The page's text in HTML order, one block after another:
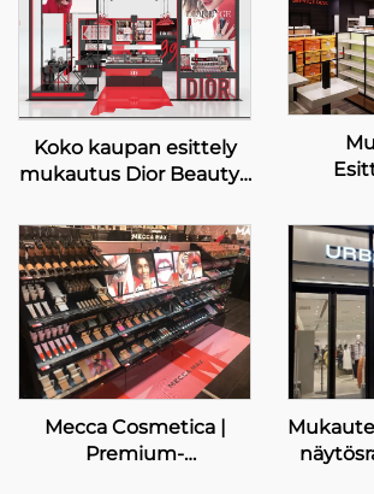
Koko kaupan esittely
mukautus Dior Beauty -
Mecca Cosmetica |
Premium-